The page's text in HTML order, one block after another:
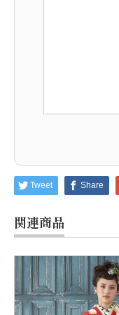
Tweet Share
関連商品